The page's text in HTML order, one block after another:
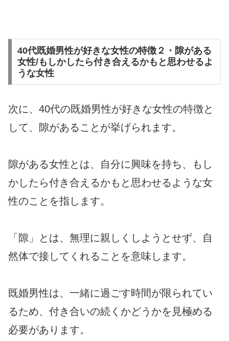
40代既婚男性が好きな女性の特徴２・隙がある
女性/もしかしたら付き合えるかもと思わせるよ
うな女性
次に、40代の既婚男性が好きな女性の特徴と
して、隙があることが挙げられます。
隙がある女性とは、自分に興味を持ち、もし
かしたら付き合えるかもと思わせるような女
性のことを指します。
「隙」とは、無理に親しくしようとせず、自
然体で接してくれることを意味します。
既婚男性は、一緒に過ごす時間が限られてい
るため、付き合いの続くかどうかを見極める
必要があります。